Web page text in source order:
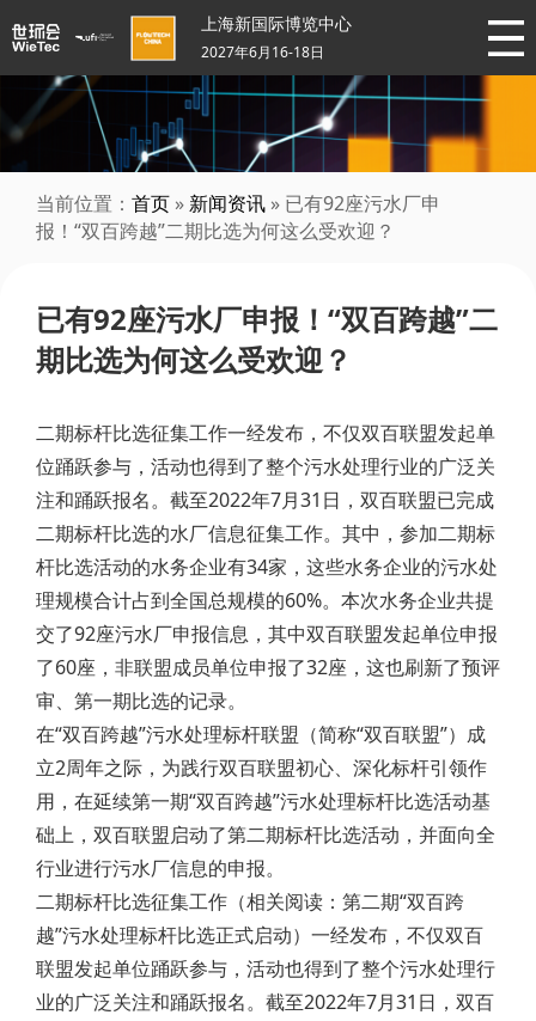
上海新国际博览中心
2027年6月16-18日
当前位置： 首页 » 新闻资讯 » 已有92座污水厂申
报！“双百跨越”二期比选为何这么受欢迎？
已有92座污水厂申报！“双百跨越”二
期比选为何这么受欢迎？
二期标杆比选征集工作一经发布，不仅双百联盟发起单
位踊跃参与，活动也得到了整个污水处理行业的广泛关
注和踊跃报名。截至2022年7月31日，双百联盟已完成
二期标杆比选的水厂信息征集工作。其中，参加二期标
杆比选活动的水务企业有34家，这些水务企业的污水处
理规模合计占到全国总规模的60%。本次水务企业共提
交了92座污水厂申报信息，其中双百联盟发起单位申报
了60座，非联盟成员单位申报了32座，这也刷新了预评
审、第一期比选的记录。
在“双百跨越”污水处理标杆联盟（简称“双百联盟”）成
立2周年之际，为践行双百联盟初心、深化标杆引领作
用，在延续第一期“双百跨越”污水处理标杆比选活动基
础上，双百联盟启动了第二期标杆比选活动，并面向全
行业进行污水厂信息的申报。
二期标杆比选征集工作（相关阅读：第二期“双百跨
越”污水处理标杆比选正式启动）一经发布，不仅双百
联盟发起单位踊跃参与，活动也得到了整个污水处理行
业的广泛关注和踊跃报名。截至2022年7月31日，双百